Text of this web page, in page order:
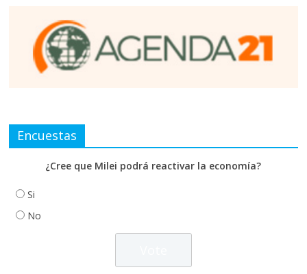
Encuestas
¿Cree que Milei podrá reactivar la economía?
Si
No